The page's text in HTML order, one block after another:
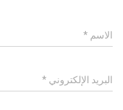
الاسم *
البريد الإلكتروني *